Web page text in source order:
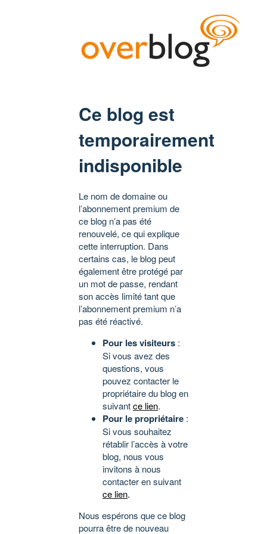
Ce blog est
temporairement
indisponible
Le nom de domaine ou
l’abonnement premium de
ce blog n’a pas été
renouvelé, ce qui explique
cette interruption. Dans
certains cas, le blog peut
également être protégé par
un mot de passe, rendant
son accès limité tant que
l’abonnement premium n’a
pas été réactivé.
Pour les visiteurs :
Si vous avez des
questions, vous
pouvez contacter le
propriétaire du blog en
suivantce lien.
Pour le propriétaire :
Si vous souhaitez
rétablir l’accès à votre
blog, nous vous
invitons à nous
contacter en suivant
ce lien.
Nous espérons que ce blog
pourra être de nouveau